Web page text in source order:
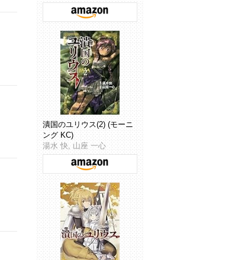
潰国のユリウス(2) (モーニ
ング KC)
湯水 快, 山座 一心